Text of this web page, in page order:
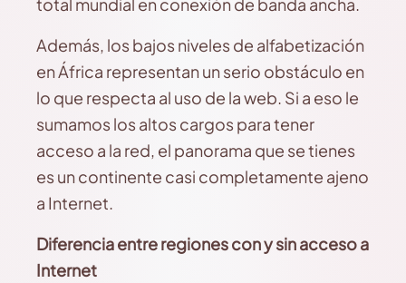
Además, los bajos niveles de alfabetización
en África representan un serio obstáculo en
lo que respecta al uso de la web. Si a eso le
sumamos los altos cargos para tener
acceso a la red, el panorama que se tienes
es un continente casi completamente ajeno
a Internet.
Diferencia entre regiones con y sin acceso a
Internet